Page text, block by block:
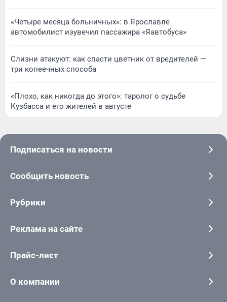
«Четыре месяца больничных»: в Ярославле
автомобилист изувечил пассажира «Яавтобуса»
Слизни атакуют: как спасти цветник от вредителей —
три копеечных способа
«Плохо, как никогда до этого»: таролог о судьбе
Кузбасса и его жителей в августе
Подписаться на новости
Сообщить новость
Рубрики
Реклама на сайте
Прайс-лист
О компании